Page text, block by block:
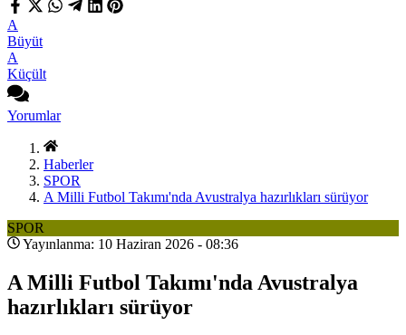
A
Büyüt
A
Küçült
Yorumlar
Haberler
SPOR
A Milli Futbol Takımı'nda Avustralya hazırlıkları sürüyor
SPOR
Yayınlanma: 10 Haziran 2026 - 08:36
A Milli Futbol Takımı'nda Avustralya
hazırlıkları sürüyor